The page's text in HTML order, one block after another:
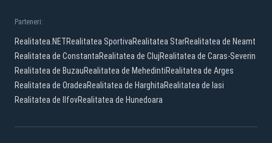
Parteneri:
Realitatea.NETRealitatea SportivaRealitatea StarRealitatea de Neamt
Realitatea de ConstantaRealitatea de ClujRealitatea de Caras-Severin
Realitatea de BuzauRealitatea de MehedintiRealitatea de Arges
Realitatea de OradeaRealitatea de HarghitaRealitatea de Iasi
Realitatea de IlfovRealitatea de Hunedoara